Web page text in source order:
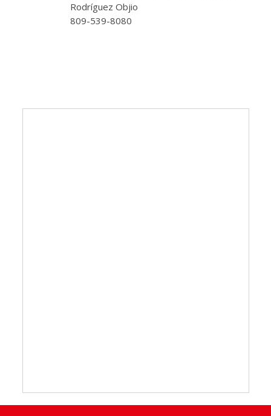
Rodríguez Objio
809-539-8080